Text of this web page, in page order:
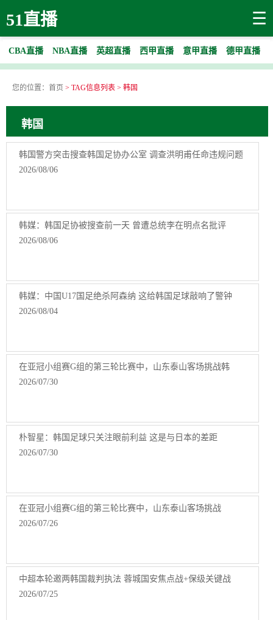
51直播 ☰
CBA直播 NBA直播 英超直播 西甲直播 意甲直播 德甲直播
您的位置： 首页 > TAG信息列表 > 韩国
韩国
韩国警方突击搜查韩国足协办公室 调查洪明甫任命违规问题
2026/08/06
韩媒：韩国足协被搜查前一天 曾遭总统李在明点名批评
2026/08/06
韩媒：中国U17国足绝杀阿森纳 这给韩国足球敲响了警钟
2026/08/04
在亚冠小组赛G组的第三轮比赛中，山东泰山客场挑战韩
2026/07/30
朴智星：韩国足球只关注眼前利益 这是与日本的差距
2026/07/30
在亚冠小组赛G组的第三轮比赛中，山东泰山客场挑战
2026/07/26
中超本轮邀两韩国裁判执法 蓉城国安焦点战+保级关键战
2026/07/25